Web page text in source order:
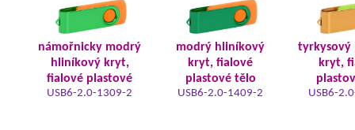
námořnicky modrý
hliníkový kryt,
fialové plastové
USB6-2.0-1309-2
modrý hliníkový
kryt, fialové
plastové tělo
USB6-2.0-1409-2
tyrkysový
kryt,
USB6-